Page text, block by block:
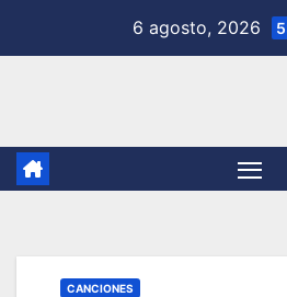
6 agosto, 2026
CANCIONES